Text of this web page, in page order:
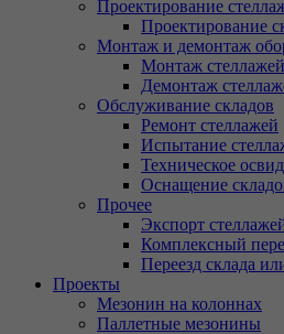
Проектирование
Проектирование
Монтаж и демонтаж
Монтаж стеллажей
Демонтаж
Обслуживание складов
Ремонт стеллажей
Испытание
Техническое
Оснащение
Прочее
Экспорт
Комплексный
Переезд склада
Проекты
Мезонин на колоннах
Паллетные мезонины